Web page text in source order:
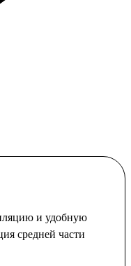
и удобную
средней части